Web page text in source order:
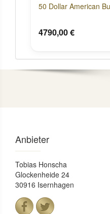
50 Dollar American
4790,00 €
Anbieter
Tobias Honscha
Glockenheide 24
30916 Isernhagen